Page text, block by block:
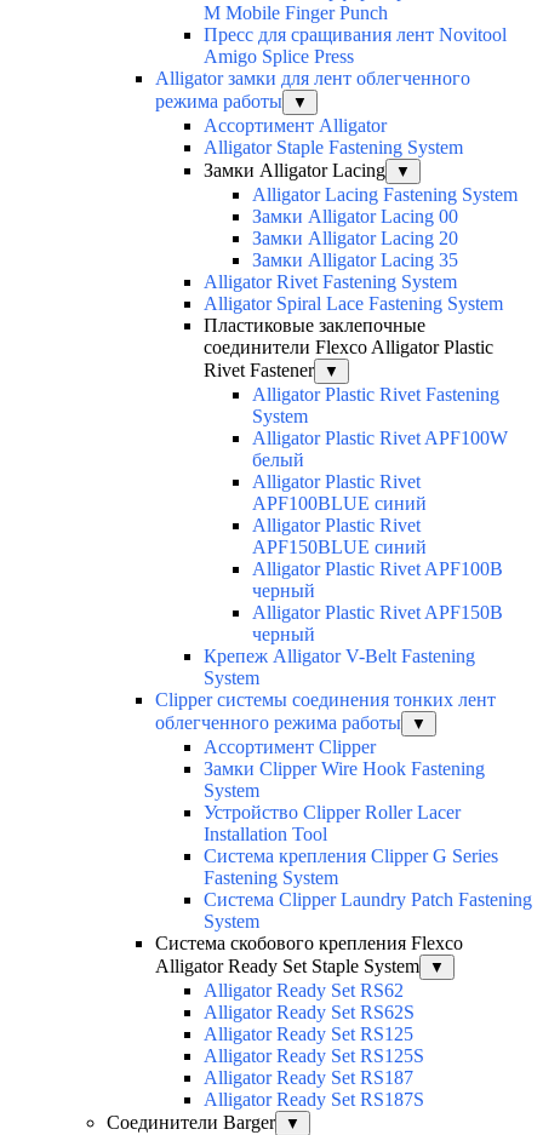
M Mobile Finger Punch
Пресс для сращивания лент Novitool
Amigo Splice Press
Alligator замки для лент облегченного
режима работы
▼
Ассортимент Alligator
Alligator Staple Fastening System
Замки Alligator Lacing
▼
Alligator Lacing Fastening System
Замки Alligator Lacing 00
Замки Alligator Lacing 20
Замки Alligator Lacing 35
Alligator Rivet Fastening System
Alligator Spiral Lace Fastening System
Пластиковые заклепочные
соединители Flexco Alligator Plastic
Rivet Fastener
▼
Alligator Plastic Rivet Fastening
System
Alligator Plastic Rivet APF100W
белый
Alligator Plastic Rivet
APF100BLUE синий
Alligator Plastic Rivet
APF150BLUE синий
Alligator Plastic Rivet APF100B
черный
Alligator Plastic Rivet APF150B
черный
Крепеж Alligator V-Belt Fastening
System
Clipper системы соединения тонких лент
облегченного режима работы
▼
Ассортимент Clipper
Замки Clipper Wire Hook Fastening
System
Устройство Clipper Roller Lacer
Installation Tool
Система крепления Clipper G Series
Fastening System
Система Clipper Laundry Patch Fastening
System
Система скобового крепления Flexco
Alligator Ready Set Staple System
▼
Alligator Ready Set RS62
Alligator Ready Set RS62S
Alligator Ready Set RS125
Alligator Ready Set RS125S
Alligator Ready Set RS187
Alligator Ready Set RS187S
Соединители Barger
▼